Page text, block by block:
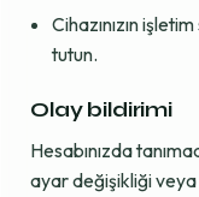
Cihazınızın
tutun.
Olay bildirimi
Hesabınızda
ayar değişikliği